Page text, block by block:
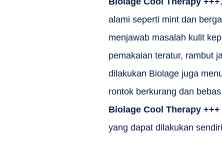
alami seperti mint dan
menjawab masalah kulit
pemakaian teratur, rambut
dilakukan Biolage juga
rontok berkurang dan
Biolage Cool Therapy +++
yang dapat dilakukan